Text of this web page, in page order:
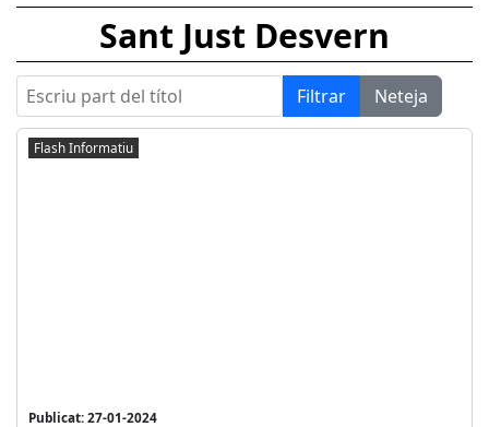
Sant Just Desvern
Escriu part del títol Filtrar Neteja
Flash Informatiu
Publicat: 27-01-2024